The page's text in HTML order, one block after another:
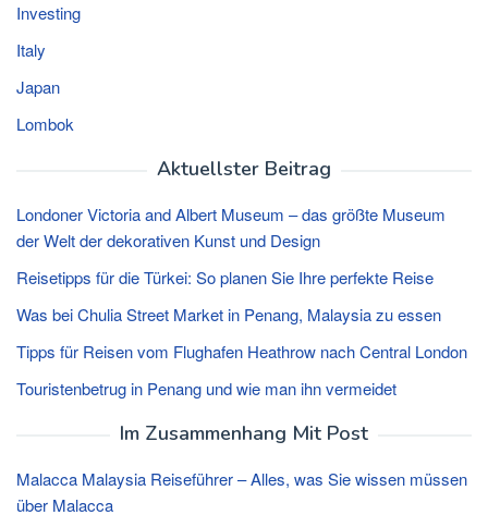
Investing
Italy
Japan
Lombok
Aktuellster Beitrag
Londoner Victoria and Albert Museum – das größte Museum
der Welt der dekorativen Kunst und Design
Reisetipps für die Türkei: So planen Sie Ihre perfekte Reise
Was bei Chulia Street Market in Penang, Malaysia zu essen
Tipps für Reisen vom Flughafen Heathrow nach Central London
Touristenbetrug in Penang und wie man ihn vermeidet
Im Zusammenhang Mit Post
Malacca Malaysia Reiseführer – Alles, was Sie wissen müssen
über Malacca